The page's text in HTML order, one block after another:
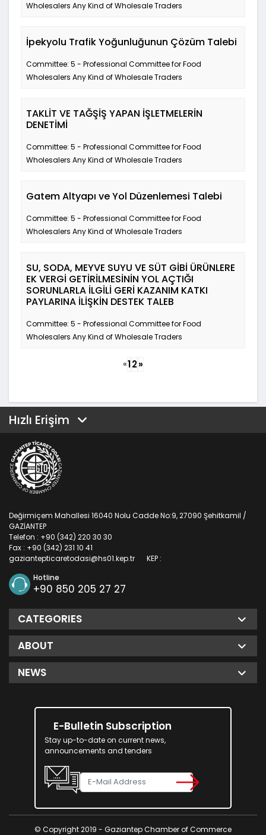
Wholesalers Any Kind of Wholesale Traders
İpekyolu Trafik Yoğunluğunun Çözüm Talebi
Committee: 5 - Professional Committee for Food
Wholesalers Any Kind of Wholesale Traders
TAKLİT VE TAĞŞİŞ YAPAN İŞLETMELERİN
DENETİMİ
Committee: 5 - Professional Committee for Food
Wholesalers Any Kind of Wholesale Traders
Gatem Altyapı ve Yol Düzenlemesi Talebi
Committee: 5 - Professional Committee for Food
Wholesalers Any Kind of Wholesale Traders
SU, SODA, MEYVE SUYU VE SÜT GİBİ ÜRÜNLERE
EK VERGİ GETİRİLMESİNİN YOL AÇTIĞI
SORUNLARLA İLGİLİ GERİ KAZANIM KATKI
PAYLARINA İLİŞKİN DESTEK TALEB
Committee: 5 - Professional Committee for Food
Wholesalers Any Kind of Wholesale Traders
«12»
Hızlı Erişim
Değirmiçem Mahallesi 16040 Nolu Cadde No:9, 27090 Şehitkamil /
GAZİANTEP
Telefon : +90 (342) 220 30 30
Fax : +90 (342) 231 10 41
KEP :
gaziantepticaretodasi@hs01.kep.tr
Hotline
+90 850 205 27 27
CATEGORIES
ABOUT
NEWS
E-Bulletin Subscription
Stay up-to-date on current news,
announcements and tenders
© Copyright 2019 - Gaziantep Chamber of Commerce